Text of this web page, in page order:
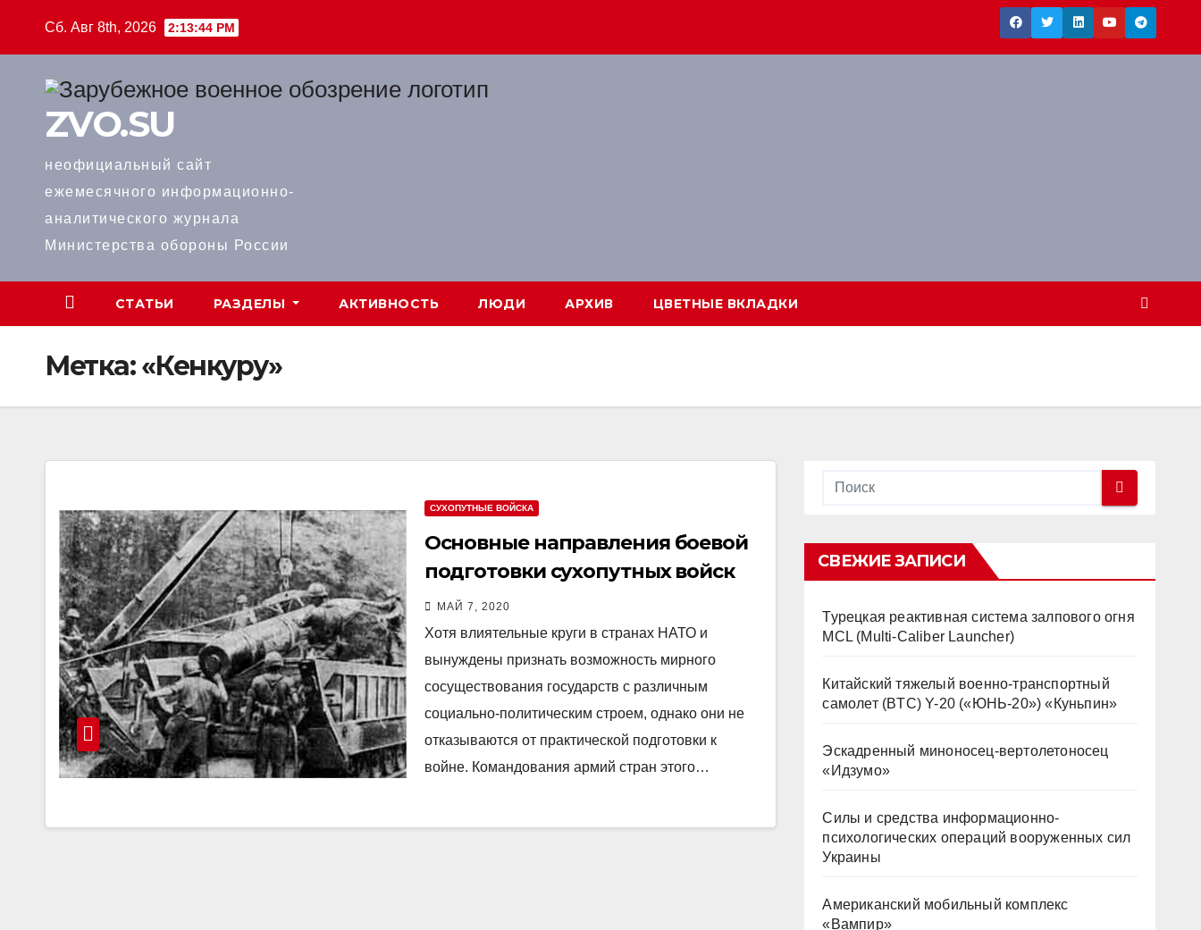
Сб. Авг 8th, 2026 2:13:45 PM
ZVO.SU
неофициальный сайт
ежемесячного информационно-
аналитического журнала
Министерства обороны России
СТАТЬИ РАЗДЕЛЫ АКТИВНОСТЬ ЛЮДИ АРХИВ ЦВЕТНЫЕ ВКЛАДКИ
Метка:«Кенкуру»
СУХОПУТНЫЕ ВОЙСКА
Основные направления боевой
подготовки сухопутных войск
США
МАЙ 7, 2020
Хотя влиятельные круги в странах НАТО и
вынуждены признать возможность мирного
сосуществования государств с различным
социально-политическим строем, однако они не
отказываются от практической подготовки к
войне. Командования армий стран этого…
СВЕЖИЕ ЗАПИСИ
Турецкая реактивная система залпового огня
MCL (Multi-Caliber Launcher)
Китайский тяжелый военно-транспортный
самолет (BTC) Y-20 («ЮНЬ-20») «Куньпин»
Эскадренный миноносец-вертолетоносец
«Идзумо»
Силы и средства информационно-
психологических операций вооруженных сил
Украины
Американский мобильный комплекс
«Вампир»